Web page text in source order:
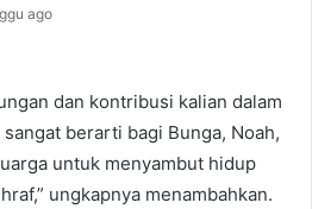
ago
dan kontribusi kalian dalam
berarti bagi Bunga, Noah,
untuk menyambut hidup
ungkapnya menambahkan.